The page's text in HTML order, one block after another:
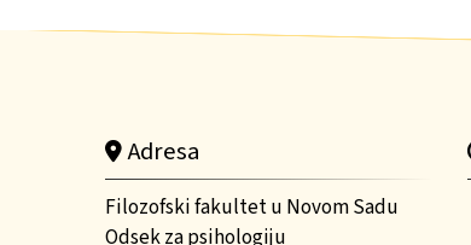
Adresa
Filozofski fakultet u Novom Sadu
Odsek za psihologiju